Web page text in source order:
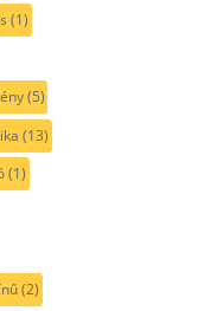
(1)
(5)
(13)
(1)
(2)